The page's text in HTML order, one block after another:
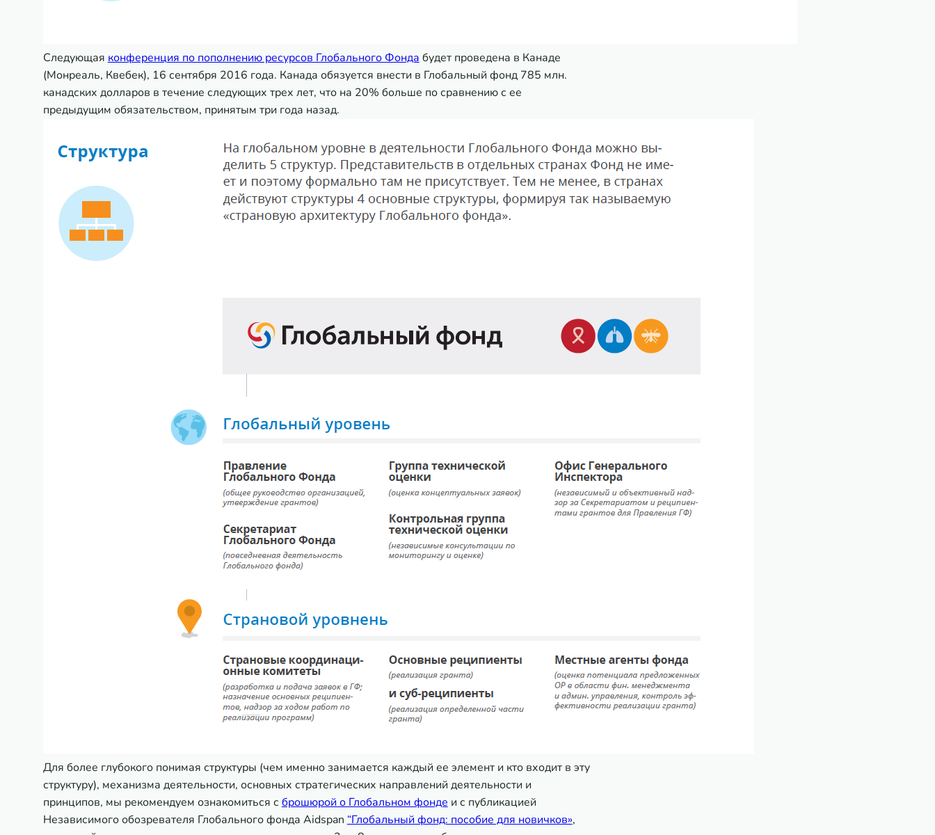
Следующая конференция по пополнению ресурсов Глобального Фонда будет проведена в Канаде
(Монреаль, Квебек), 16 сентября 2016 года. Канада обязуется внести в Глобальный фонд 785 млн.
канадских долларов в течение следующих трех лет, что на 20% больше по сравнению с ее
предыдущим обязательством, принятым три года назад.
Для более глубокого понимая структуры (чем именно занимается каждый ее элемент и кто входит в эту
структуру), механизма деятельности, основных стратегических направлений деятельности и
принципов, мы рекомендуем ознакомиться с брошюрой о Глобальном фонде и с публикацией
Независимого обозревателя Глобального фонда Aidspan “Глобальный фонд: пособие для новичков»,